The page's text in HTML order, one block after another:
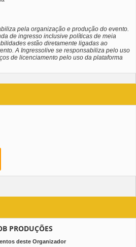
pela organização e produção do evento.
de ingresso inclusive políticas de meia
estão diretamente ligadas ao
A Ingressolive se responsabiliza pelo uso
de licenciamento pelo uso da plataforma
PRODUÇÕES
deste Organizador